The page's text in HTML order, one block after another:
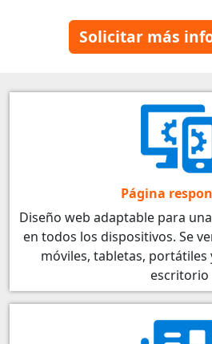
Solicitar más
Página
Diseño web adaptable para
en todos los dispositivos. Se
móviles, tabletas,
escritorio